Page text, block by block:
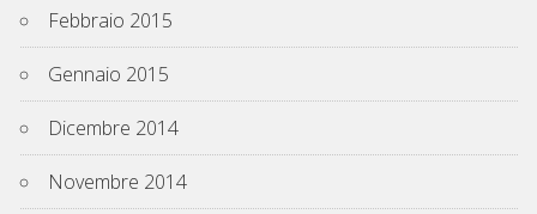
Febbraio 2015
Gennaio 2015
Dicembre 2014
Novembre 2014